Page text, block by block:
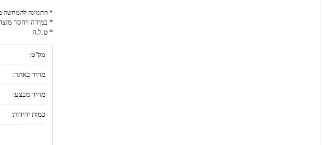
* התמונה להמחשה
* במידה ויחסר
* ט.ל.ח
מק"ט:
מחיר באתר:
מחיר מבצע:
כמות יחידות: